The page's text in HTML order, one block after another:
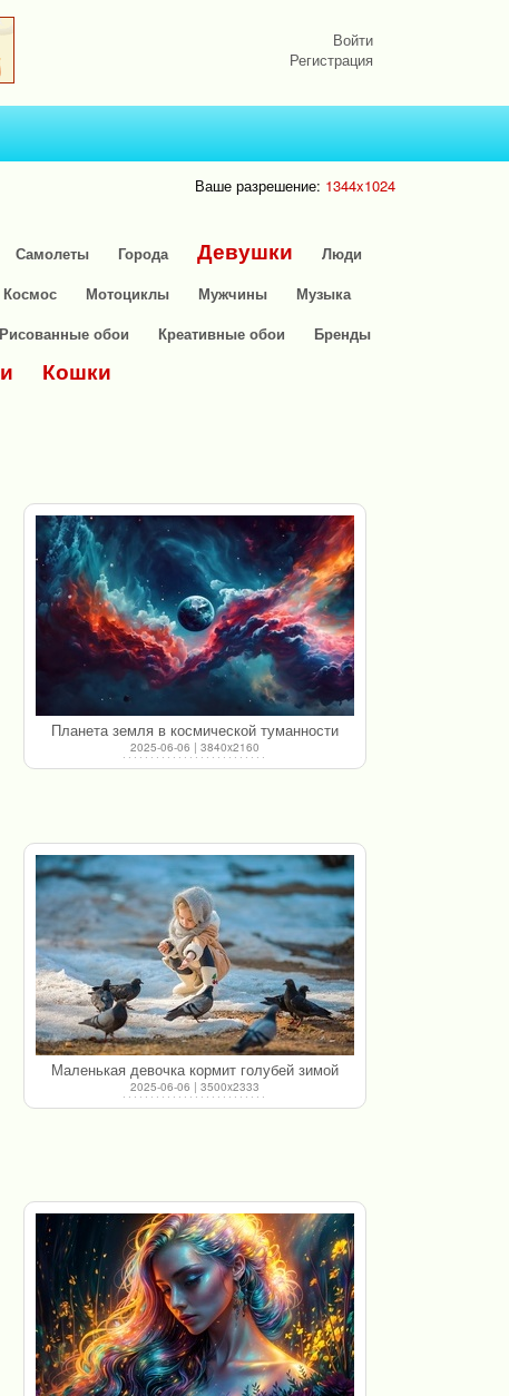
Войти
Регистрация
Ваше разрешение: 1344x1024
Самолеты Города Девушки
Люди
Космос Мотоциклы Мужчины
Музыка
Рисованные обои Креативные обои Бренды
Кошки
Планета земля в космической туманности
2025-06-06 | 3840x2160
Маленькая девочка кормит голубей зимой
2025-06-06 | 3500x2333